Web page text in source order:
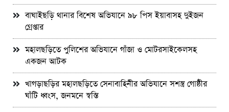
বাঘাইছড়ি থানার বিশেষ অভিযানে ৯৮ পিস ইয়াবাসহ দুইজন
গ্রেপ্তার
মহালছড়িতে পুলিশের অভিযানে গাঁজা ও মোটরসাইকেলসহ
একজন আটক
খাগড়াছড়ির মহালছড়িতে সেনাবাহিনীর অভিযানে সশস্ত্র গোষ্ঠীর
ঘাঁটি ধ্বংস, জনমনে স্বস্তি